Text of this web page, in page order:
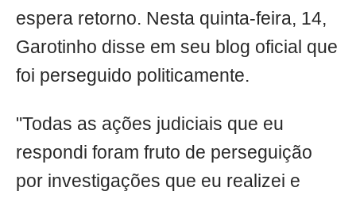
espera retorno. Nesta quinta-feira, 14,
Garotinho disse em seu blog oficial que
foi perseguido politicamente.
"Todas as ações judiciais que eu
respondi foram fruto de perseguição
por investigações que eu realizei e